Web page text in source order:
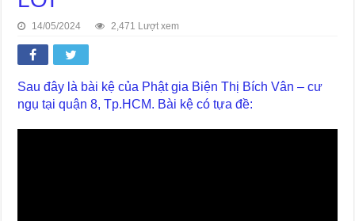
14/05/2024 2,471 Lượt xem
Sau đây là bài kệ của Phật gia Biện Thị Bích Vân – cư
ngụ tại quận 8, Tp.HCM. Bài kệ có tựa đề: